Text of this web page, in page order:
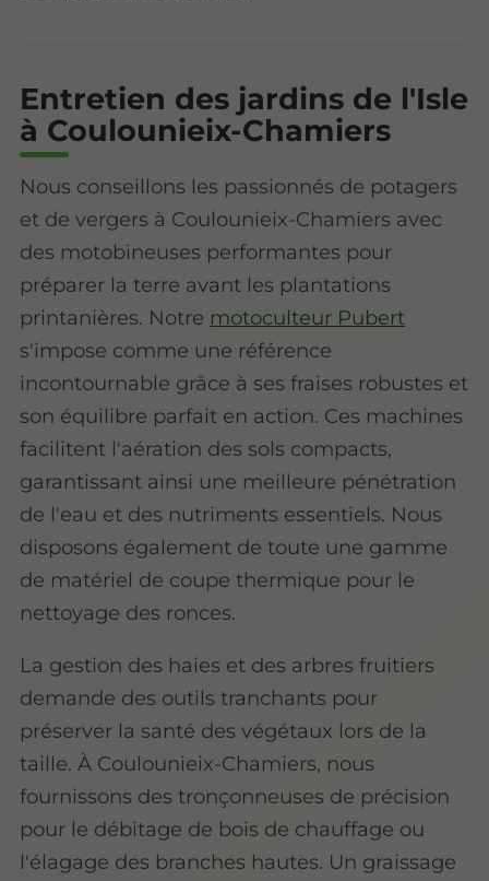
Entretien des jardins de l'Isle
à Coulounieix-Chamiers
Nous conseillons les passionnés de potagers
et de vergers à Coulounieix-Chamiers avec
des motobineuses performantes pour
préparer la terre avant les plantations
printanières. Notre motoculteur Pubert
s'impose comme une référence
incontournable grâce à ses fraises robustes et
son équilibre parfait en action. Ces machines
facilitent l'aération des sols compacts,
garantissant ainsi une meilleure pénétration
de l'eau et des nutriments essentiels. Nous
disposons également de toute une gamme
de matériel de coupe thermique pour le
nettoyage des ronces.
La gestion des haies et des arbres fruitiers
demande des outils tranchants pour
préserver la santé des végétaux lors de la
taille. À Coulounieix-Chamiers, nous
fournissons des tronçonneuses de précision
pour le débitage de bois de chauffage ou
l'élagage des branches hautes. Un graissage